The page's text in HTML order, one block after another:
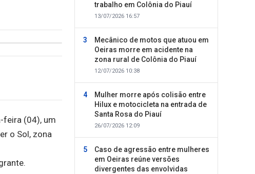
feira (04), um
o Sol, zona
trabalho em Colônia do Piauí
13/07/2026 16:57
Mecânico de motos que atuou em
Oeiras morre em acidente na
zona rural de Colônia do Piauí
12/07/2026 10:38
Mulher morre após colisão entre
Hilux e motocicleta na entrada de
Santa Rosa do Piauí
26/07/2026 12:09
Caso de agressão entre mulheres
em Oeiras reúne versões
divergentes das envolvidas